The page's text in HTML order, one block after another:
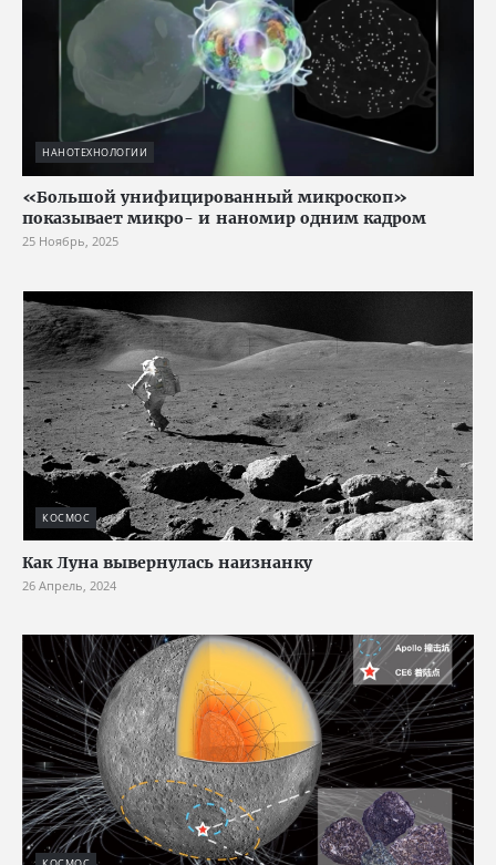
НАНОТЕХНОЛОГИИ
«Большой унифицированный микроскоп»
показывает микро- и наномир одним кадром
25 Ноябрь, 2025
КОСМОС
Как Луна вывернулась наизнанку
26 Апрель, 2024